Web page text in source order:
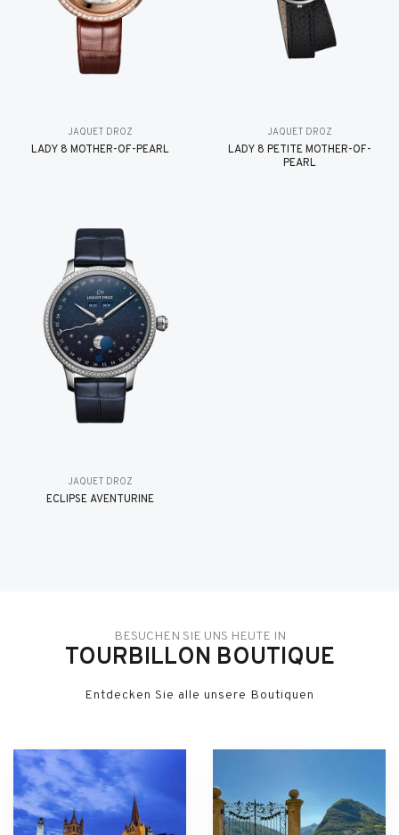
JAQUET DROZ
LADY 8 MOTHER-OF-PEARL
JAQUET DROZ
LADY 8 PETITE MOTHER-OF-
PEARL
JAQUET DROZ
ÉCLIPSE AVENTURINE
BESUCHEN SIE UNS HEUTE IN
TOURBILLON BOUTIQUE
Entdecken Sie alle unsere Boutiquen